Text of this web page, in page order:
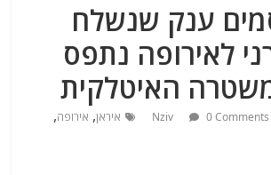
ענק שנשלח
לאירופה נתפס
האיטלקית
Nziv 0 Comments איראן, אירופה,